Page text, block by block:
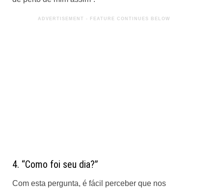
4. “Como foi seu dia?”
Com esta pergunta, é fácil perceber que nos